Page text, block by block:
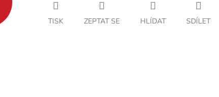
TISK ZEPTAT SE HLÍDAT SDÍLET